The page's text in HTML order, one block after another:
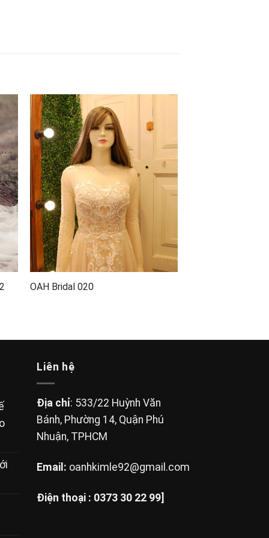
OAH Bridal 020
Liên hệ
Địa chỉ: 533/22 Huỳnh Văn
Bánh, Phường 14, Quận Phú
Nhuận, TPHCM
Email: oanhkimle92@gmail.com
Điện thoại : 0373 30 22 99]